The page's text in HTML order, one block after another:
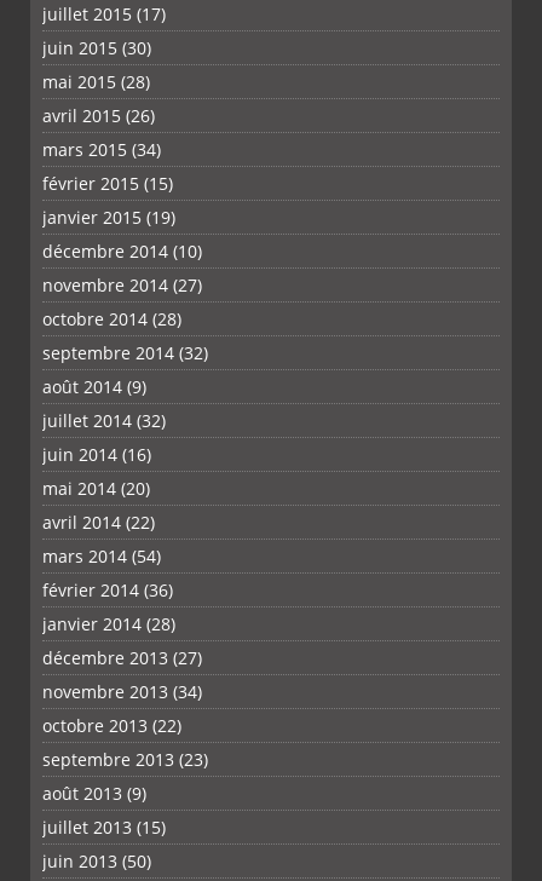
juillet 2015 (17)
juin 2015 (30)
mai 2015 (28)
avril 2015 (26)
mars 2015 (34)
février 2015 (15)
janvier 2015 (19)
décembre 2014 (10)
novembre 2014 (27)
octobre 2014 (28)
septembre 2014 (32)
août 2014 (9)
juillet 2014 (32)
juin 2014 (16)
mai 2014 (20)
avril 2014 (22)
mars 2014 (54)
février 2014 (36)
janvier 2014 (28)
décembre 2013 (27)
novembre 2013 (34)
octobre 2013 (22)
septembre 2013 (23)
août 2013 (9)
juillet 2013 (15)
juin 2013 (50)